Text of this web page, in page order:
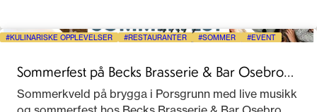
KULINARISKE OPPLEVELSER RESTAURANTER SOMMER EVENT
Sommerfest på Becks Brasserie & Bar Osebro
2026
Sommerkveld på brygga i Porsgrunn med live musikk